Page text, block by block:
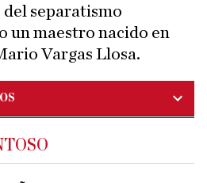
separatismo
un maestro nacido en
Vargas Llosa.